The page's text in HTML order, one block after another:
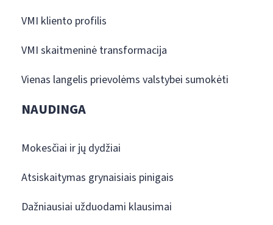
VMI kliento profilis
VMI skaitmeninė transformacija
Vienas langelis prievolėms valstybei sumokėti
NAUDINGA
Mokesčiai ir jų dydžiai
Atsiskaitymas grynaisiais pinigais
Dažniausiai užduodami klausimai